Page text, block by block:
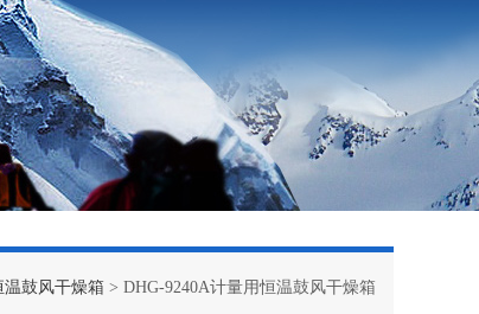
温鼓风干燥箱 > DHG-9240A计量用恒温鼓风干燥箱